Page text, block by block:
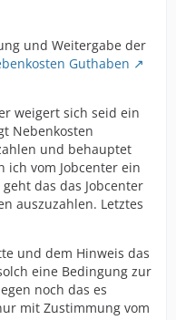
und Weitergabe der
Guthaben
weigert sich seid ein
Nebenkosten
und behauptet
ich vom Jobcenter ein
das das Jobcenter
auszuzahlen. Letztes
und dem Hinweis das
eine Bedingung zur
noch das es
mit Zustimmung vom